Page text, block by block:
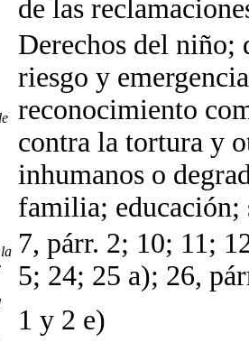
de las
Derechos del niño;
riesgo y
reconocimiento
contra la tortura y
inhumanos o
familia; educación;
7, párr. 2; 10; 11;
5; 24; 25 a); 26,
1 y 2 e)